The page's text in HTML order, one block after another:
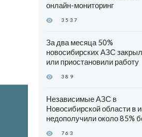
онлайн-мониторинг
3537
За два месяца 50%
новосибирских АЗС
или приостановили работу
389
Независимые АЗС в
Новосибирской области в
недополучили около 85%
763